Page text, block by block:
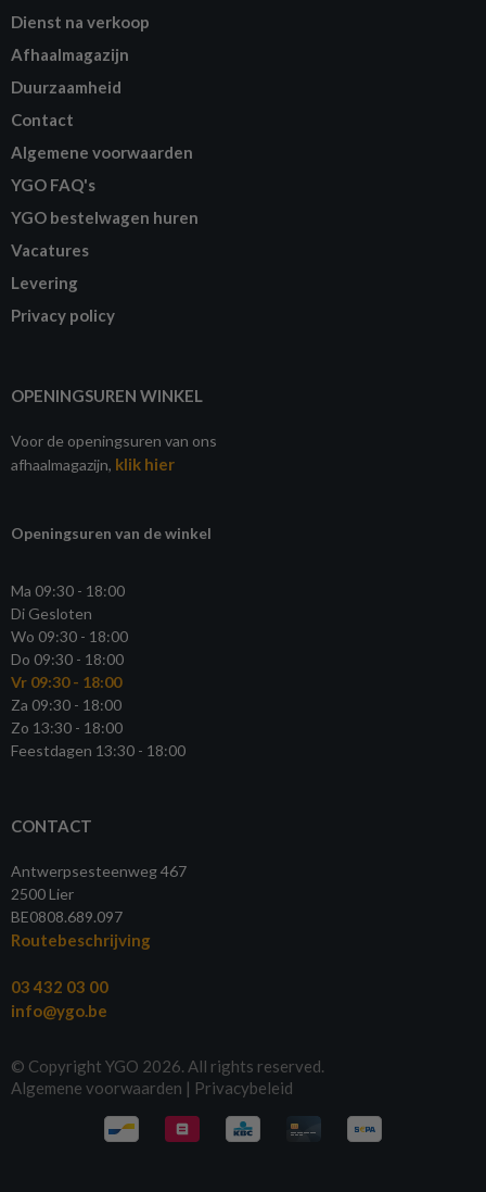
Dienst na verkoop
Afhaalmagazijn
Duurzaamheid
Contact
Algemene voorwaarden
YGO FAQ's
YGO bestelwagen huren
Vacatures
Levering
Privacy policy
OPENINGSUREN WINKEL
Voor de openingsuren van ons
afhaalmagazijn, klik hier
Openingsuren van de winkel
Ma 09:30 - 18:00
Di Gesloten
Wo 09:30 - 18:00
Do 09:30 - 18:00
Vr 09:30 - 18:00
Za 09:30 - 18:00
Zo 13:30 - 18:00
Feestdagen 13:30 - 18:00
CONTACT
Antwerpsesteenweg 467
2500 Lier
BE0808.689.097
Routebeschrijving
03 432 03 00
info@ygo.be
© Copyright YGO 2026. All rights reserved.
Algemene voorwaarden | Privacybeleid